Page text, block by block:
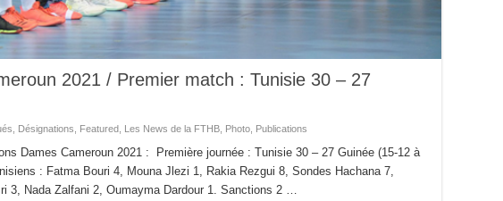
2021 / Premier match : Tunisie 30 – 27
Désignations Featured Les News de la FTHB Photo Publications
Dames Cameroun 2021 : Première journée : Tunisie 30 – 27 Guinée (15-12 à
: Fatma Bouri 4, Mouna Jlezi 1, Rakia Rezgui 8, Sondes Hachana 7,
3, Nada Zalfani 2, Oumayma Dardour 1. Sanctions 2 …